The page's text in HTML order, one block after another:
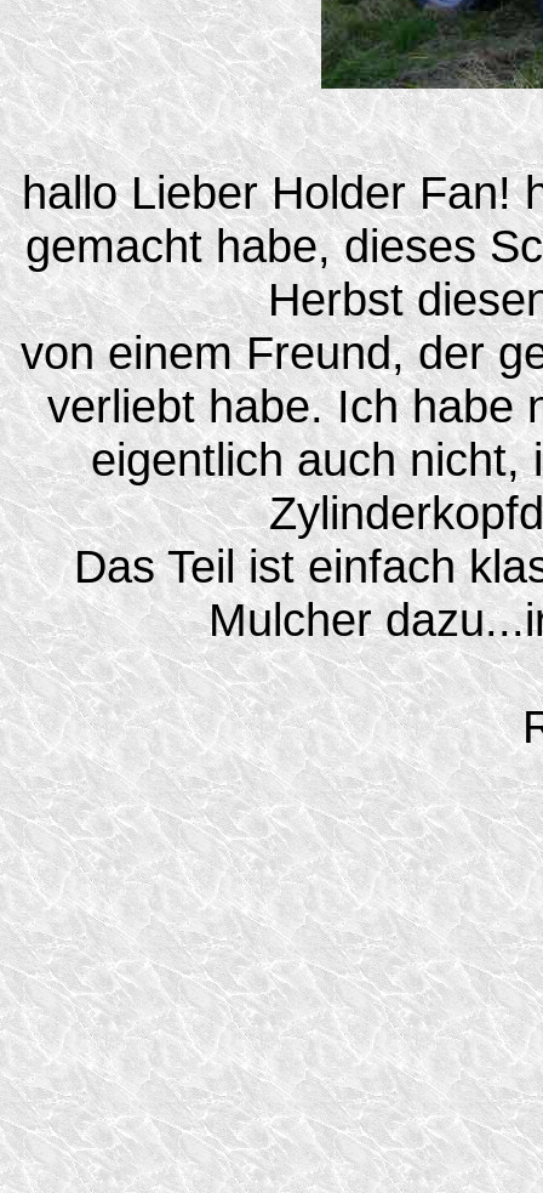
hallo Lieber Holder Fan!
gemacht habe, dieses
Herbst
von einem Freund, der
verliebt habe. Ich habe
eigentlich auch nicht,
Das Teil ist einfach
Mulcher